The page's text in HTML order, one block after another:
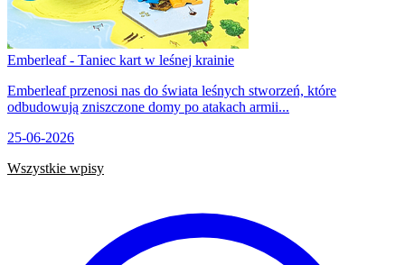
Emberleaf - Taniec kart w leśnej krainie
Emberleaf przenosi nas do świata leśnych stworzeń, które
odbudowują zniszczone domy po atakach armii...
25-06-2026
Wszystkie wpisy